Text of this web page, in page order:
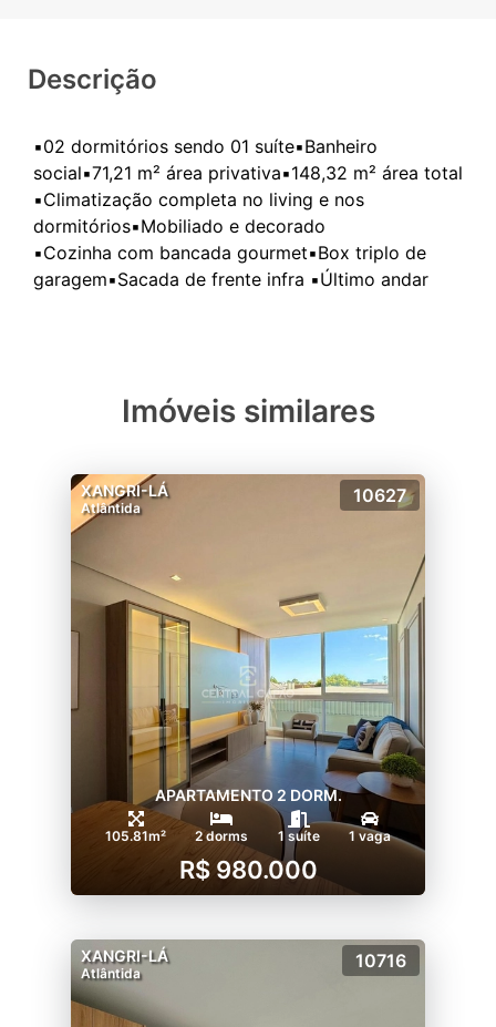
Descrição
▪️02 dormitórios sendo 01 suíte▪️Banheiro
social▪️71,21 m² área privativa▪️⁠148,32 m² área total
▪️⁠Climatização completa no living e nos
dormitórios▪️⁠Mobiliado e decorado
▪️⁠Cozinha com bancada gourmet▪️⁠Box triplo de
Imóveis similares
XANGRI-LÁ
Atlântida
10627
APARTAMENTO 2 DORM.
105.81m² 2 dorms 1 suíte 1 vaga
R$ 980.000
XANGRI-LÁ
Atlântida
10716